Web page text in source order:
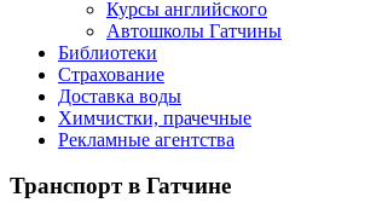
Курсы английского
Автошколы Гатчины
Библиотеки
Страхование
Доставка воды
Химчистки, прачечные
Рекламные агентства
Транспортв Гатчине